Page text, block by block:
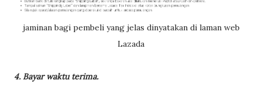
jaminan bagi pembeli yang jelas dinyatakan di laman web
Lazada
4. Bayar waktu terima.